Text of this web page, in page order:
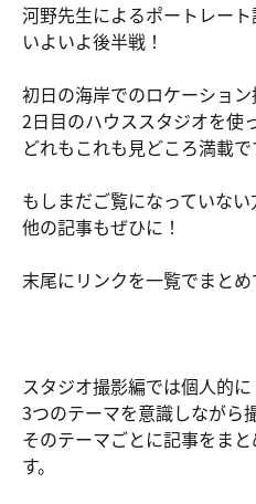
河野先生によるポートレート
いよいよ後半戦！
初日の海岸でのロケーション
2日目のハウススタジオを使
どれもこれも見どころ満載で
もしまだご覧になっていない
他の記事もぜひに！
末尾にリンクを一覧でまと
スタジオ撮影編では個人的に
3つのテーマを意識しながら
そのテーマごとに記事をま
す。